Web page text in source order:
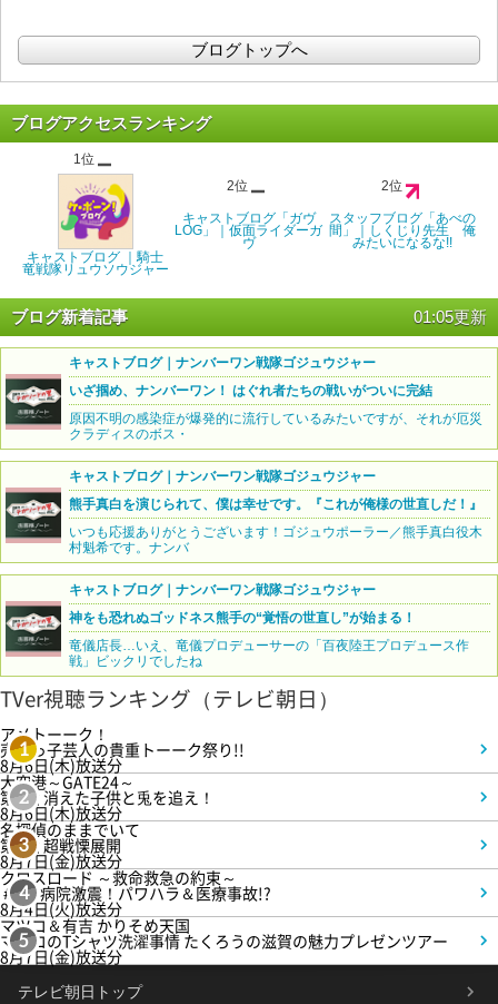
ブログトップへ
ブログアクセスランキング
1位
キャストブログ ｜騎士
竜戦隊リュウソウジャー
2位
キャストブログ「ガヴ
LOG」｜仮面ライダーガ
ヴ
2位
スタッフブログ「あべの
間」｜しくじり先生 俺
みたいになるな!!
ブログ新着記事 01:05更新
キャストブログ｜ナンバーワン戦隊ゴジュウジャー
いざ掴め、ナンバーワン！ はぐれ者たちの戦いがついに完結
原因不明の感染症が爆発的に流行しているみたいですが、それが厄災
クラディスのボス・
キャストブログ｜ナンバーワン戦隊ゴジュウジャー
熊手真白を演じられて、僕は幸せです。『これが俺様の世直しだ！』
いつも応援ありがとうございます！ゴジュウポーラー／熊手真白役木
村魁希です。ナンバ
キャストブログ｜ナンバーワン戦隊ゴジュウジャー
神をも恐れぬゴッドネス熊手の“覚悟の世直し”が始まる！
竜儀店長…いえ、竜儀プロデューサーの「百夜陸王プロデュース作
戦」ビックリでしたね
TVer視聴ランキング（テレビ朝日）
1
アメトーーク！
売れっ子芸人の貴重トーーク祭り!!
8月6日(木)放送分
2
大空港～GATE24～
第3話 消えた子供と兎を追え！
8月6日(木)放送分
3
名探偵のままでいて
第4話 超戦慄展開
8月7日(金)放送分
4
クロスロード ～救命救急の約束～
＃5 病院激震！パワハラ＆医療事故!?
8月4日(火)放送分
5
マツコ＆有吉 かりそめ天国
マツコのTシャツ洗濯事情 たくろうの滋賀の魅力プレゼンツアー
8月7日(金)放送分
テレビ朝日トップ